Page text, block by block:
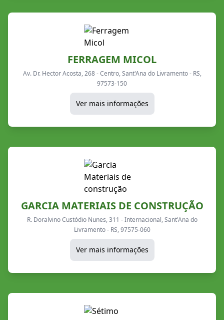
FERRAGEM MICOL
Av. Dr. Hector Acosta, 268 - Centro, Sant'Ana do Livramento - RS,
97573-150
Ver mais informações
GARCIA MATERIAIS DE CONSTRUÇÃO
R. Doralvino Custódio Nunes, 311 - Internacional, Sant'Ana do
Livramento - RS, 97575-060
Ver mais informações